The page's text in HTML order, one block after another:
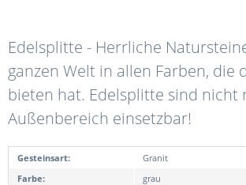
Edelsplitte - Herrliche
ganzen Welt in allen Farben, die
bieten hat. Edelsplitte sind nicht
Außenbereich einsetzbar!
Gesteinsart:
Granit
Farbe:
grau